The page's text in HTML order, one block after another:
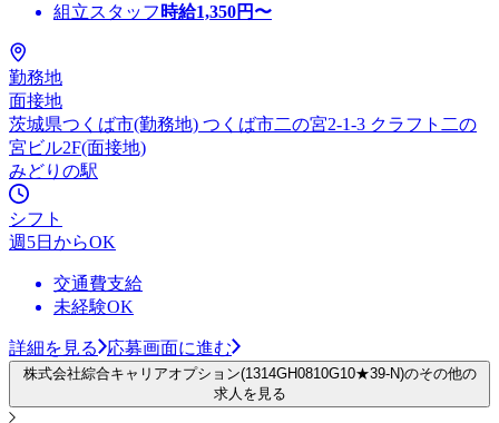
組立スタッフ 時給1,350円〜
勤務地
面接地
茨城県つくば市(勤務地) つくば市二の宮2-1-3 クラフト二の
宮ビル2F(面接地)
みどりの駅
シフト
週5日からOK
交通費支給
未経験OK
詳細を見る 応募画面に進む
株式会社綜合キャリアオプション(1314GH0810G10★39-N)のその他の
求人を見る